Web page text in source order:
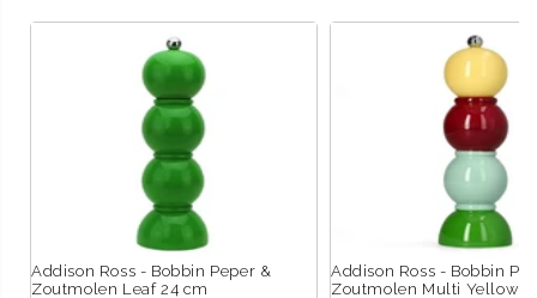
Addison Ross - Bobbin Peper &
Zoutmolen Leaf 24 cm
Addison Ross - Bobbin
Zoutmolen Multi Yellow